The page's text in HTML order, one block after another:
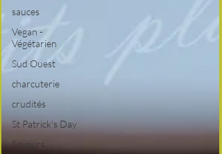
sauces
Vegan -
Végétarien
Sud Ouest
charcuterie
crudités
St Patrick's Day
Saveurs